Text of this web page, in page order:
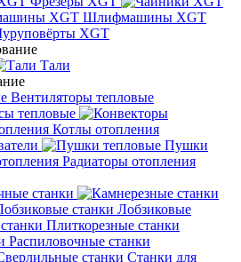
Шлифмашины XGT
XGT
Тали
Вентиляторы тепловые
тепловые
Котлы отопления
Пушки
Радиаторы отопления
станки
Лобзиковые
Плиткорезные станки
Распиловочные станки
станки Станки для